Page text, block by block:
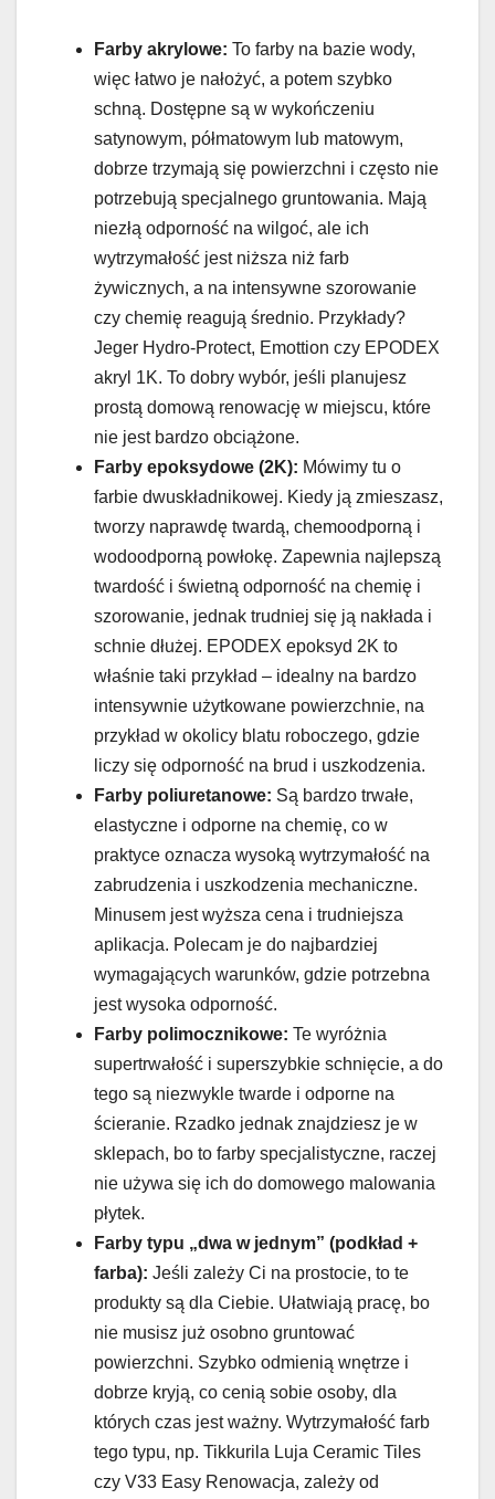
Farby akrylowe: To farby na bazie wody,
więc łatwo je nałożyć, a potem szybko
schną. Dostępne są w wykończeniu
satynowym, półmatowym lub matowym,
dobrze trzymają się powierzchni i często nie
potrzebują specjalnego gruntowania. Mają
niezłą odporność na wilgoć, ale ich
wytrzymałość jest niższa niż farb
żywicznych, a na intensywne szorowanie
czy chemię reagują średnio. Przykłady?
Jeger Hydro-Protect, Emottion czy EPODEX
akryl 1K. To dobry wybór, jeśli planujesz
prostą domową renowację w miejscu, które
nie jest bardzo obciążone.
Farby epoksydowe (2K): Mówimy tu o
farbie dwuskładnikowej. Kiedy ją zmieszasz,
tworzy naprawdę twardą, chemoodporną i
wodoodporną powłokę. Zapewnia najlepszą
twardość i świetną odporność na chemię i
szorowanie, jednak trudniej się ją nakłada i
schnie dłużej. EPODEX epoksyd 2K to
właśnie taki przykład – idealny na bardzo
intensywnie użytkowane powierzchnie, na
przykład w okolicy blatu roboczego, gdzie
liczy się odporność na brud i uszkodzenia.
Farby poliuretanowe: Są bardzo trwałe,
elastyczne i odporne na chemię, co w
praktyce oznacza wysoką wytrzymałość na
zabrudzenia i uszkodzenia mechaniczne.
Minusem jest wyższa cena i trudniejsza
aplikacja. Polecam je do najbardziej
wymagających warunków, gdzie potrzebna
jest wysoka odporność.
Farby polimocznikowe: Te wyróżnia
supertrwałość i superszybkie schnięcie, a do
tego są niezwykle twarde i odporne na
ścieranie. Rzadko jednak znajdziesz je w
sklepach, bo to farby specjalistyczne, raczej
nie używa się ich do domowego malowania
płytek.
Farby typu „dwa w jednym” (podkład +
farba): Jeśli zależy Ci na prostocie, to te
produkty są dla Ciebie. Ułatwiają pracę, bo
nie musisz już osobno gruntować
powierzchni. Szybko odmienią wnętrze i
dobrze kryją, co cenią sobie osoby, dla
których czas jest ważny. Wytrzymałość farb
tego typu, np. Tikkurila Luja Ceramic Tiles
czy V33 Easy Renowacja, zależy od